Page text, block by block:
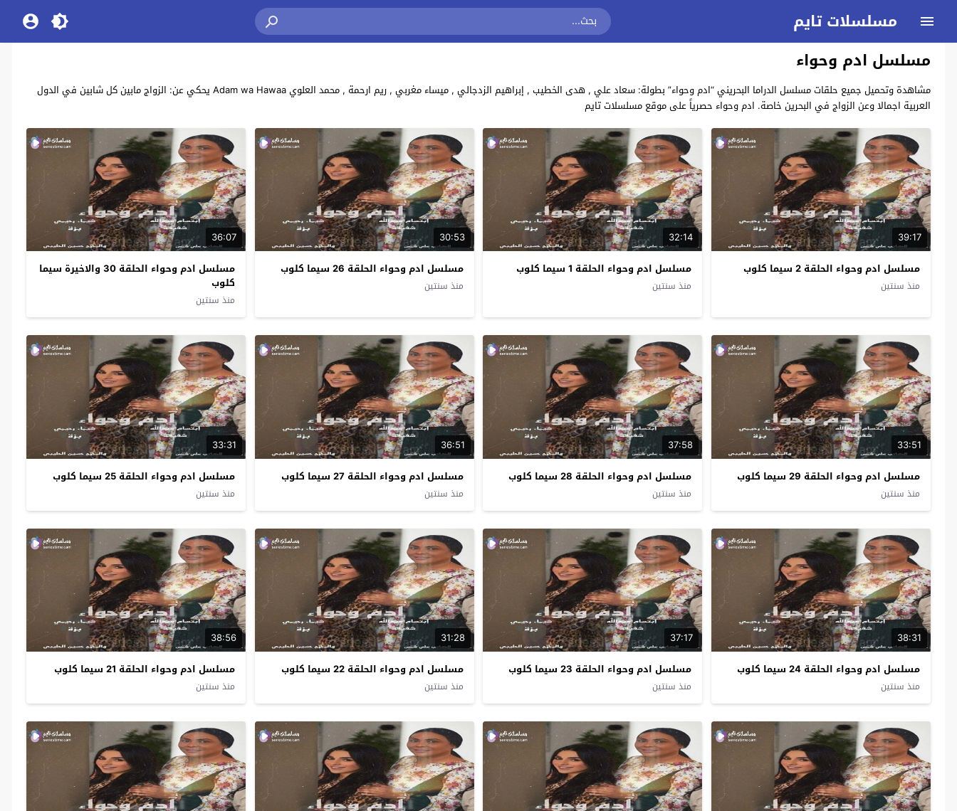
مسلسلات تايم
مسلسل ادم وحواء
مشاهدة وتحميل جميع حلقات مسلسل الدراما البحريني “ادم وحواء” بطولة: سعاد علي , هدى الخطيب , إبراهيم الزدجالي , ميساء مغربي , ريم ارحمة , محمد العلوي Adam wa Hawaa يحكي عن: الزواج مابين كل شابين في الدول
العربية اجمالا وعن الزواج في البحرين خاصة. ادم وحواء حصرياً على موقع مسلسلات تايم
39:17
مسلسل ادم وحواء الحلقة 2 سيما كلوب
منذ سنتين
32:14
مسلسل ادم وحواء الحلقة 1 سيما كلوب
منذ سنتين
30:53
مسلسل ادم وحواء الحلقة 26 سيما كلوب
منذ سنتين
36:07
مسلسل ادم وحواء الحلقة 30 والاخيرة سيما
كلوب
منذ سنتين
33:51
مسلسل ادم وحواء الحلقة 29 سيما كلوب
منذ سنتين
37:58
مسلسل ادم وحواء الحلقة 28 سيما كلوب
منذ سنتين
36:51
مسلسل ادم وحواء الحلقة 27 سيما كلوب
منذ سنتين
33:31
مسلسل ادم وحواء الحلقة 25 سيما كلوب
منذ سنتين
38:31
مسلسل ادم وحواء الحلقة 24 سيما كلوب
منذ سنتين
37:17
مسلسل ادم وحواء الحلقة 23 سيما كلوب
منذ سنتين
31:28
مسلسل ادم وحواء الحلقة 22 سيما كلوب
منذ سنتين
38:56
مسلسل ادم وحواء الحلقة 21 سيما كلوب
منذ سنتين